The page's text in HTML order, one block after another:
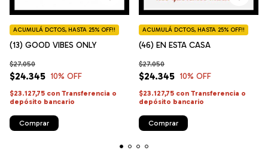
(13) GOOD VIBES ONLY
$24.345
$27.050
10% OFF
ACUMULÁ DCTOS, HASTA 25% OFF!!
$23.127,75 con Transferencia o
depósito bancario
Comprar
(46) EN ESTA CASA
$24.345
$27.050
10% OFF
ACUMULÁ DCTOS, HASTA 25% OFF!!
$23.127,75 con Transferencia o
depósito bancario
Comprar